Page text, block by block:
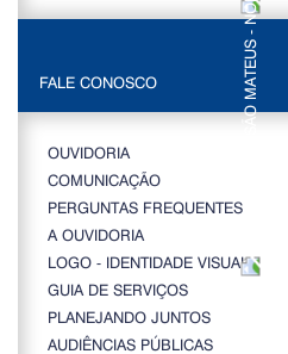
FALE CONOSCO
OUVIDORIA
COMUNICAÇÃO
PERGUNTAS FREQUENTES
A OUVIDORIA
LOGO - IDENTIDADE VISUAL
GUIA DE SERVIÇOS
PLANEJANDO JUNTOS
AUDIÊNCIAS PÚBLICAS